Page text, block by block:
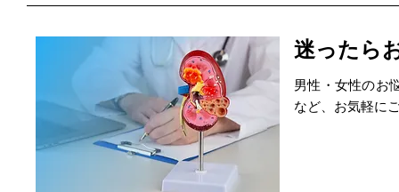
迷ったら
男性・女性のお
など、お気軽に